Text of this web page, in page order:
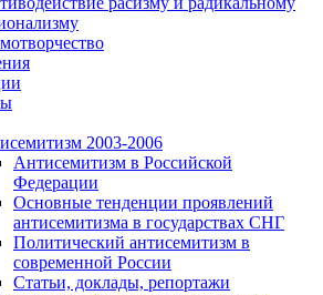
2003-2006
Антисемитизм в Российской
Федерации
Основные тенденции проявлений
антисемитизма в государствах СНГ
Политический антисемитизм в
современной России
Статьи, доклады, репортажи